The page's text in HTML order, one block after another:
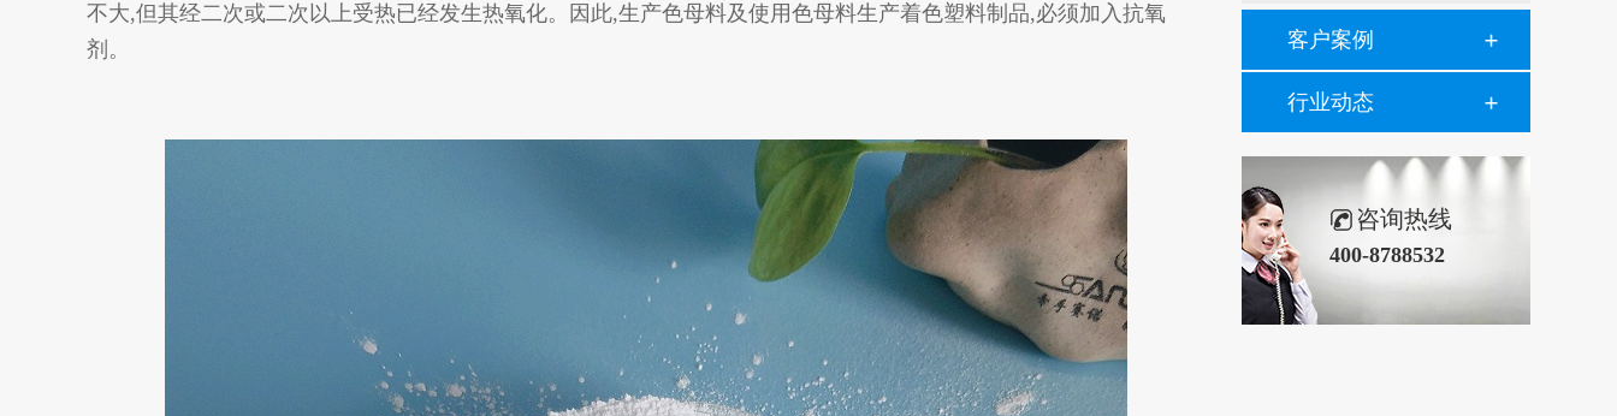
不大,但其经二次或二次以上受热已经发生热氧化。因此,生产色母料及使用色母料生产着色塑料制品,必须加入抗氧
剂。
客户案例
行业动态
咨询热线
400-8788532